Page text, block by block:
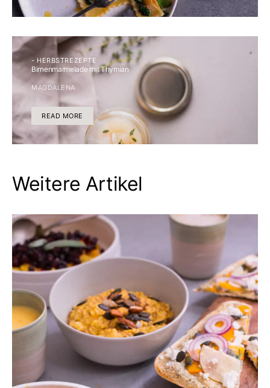
- HERBSTREZEPTE
Birnenmarmelade mit Thymian
MAGDALENA
READ MORE
Weitere Artikel